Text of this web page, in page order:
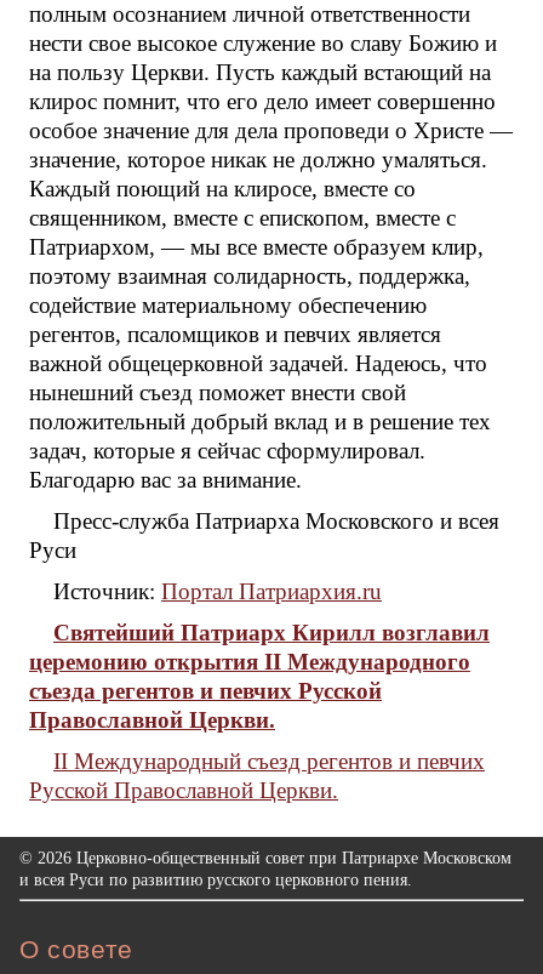
полным осознанием личной ответственности
нести свое высокое служение во славу Божию и
на пользу Церкви. Пусть каждый встающий на
клирос помнит, что его дело имеет совершенно
особое значение для дела проповеди о Христе —
значение, которое никак не должно умаляться.
Каждый поющий на клиросе, вместе со
священником, вместе с епископом, вместе с
Патриархом, — мы все вместе образуем клир,
поэтому взаимная солидарность, поддержка,
содействие материальному обеспечению
регентов, псаломщиков и певчих является
важной общецерковной задачей. Надеюсь, что
нынешний съезд поможет внести свой
положительный добрый вклад и в решение тех
задач, которые я сейчас сформулировал.
Благодарю вас за внимание.
Пресс-служба Патриарха Московского и всея
Руси
Источник: Портал Патриархия.ru
Святейший Патриарх Кирилл возглавил
церемонию открытия II Международного
съезда регентов и певчих Русской
Православной Церкви.
II Международный съезд регентов и певчих
Русской Православной Церкви.
© 2026 Церковно-общественный совет при Патриархе Московском
и всея Руси по развитию русского церковного пения.
О совете